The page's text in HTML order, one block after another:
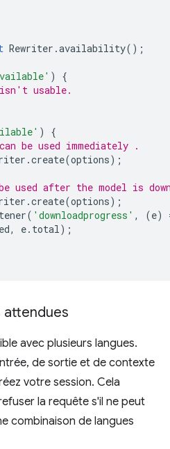
Rewriter .availability();
)
{
usable.
)
{
be used immediately .
.create(options);
used after the model is
.create(options);
( 'downloadprogress' , (e)
, e. total);
attendues
avec plusieurs langues.
de sortie et de contexte
votre session. Cela
la requête s'il ne peut
combinaison de langues